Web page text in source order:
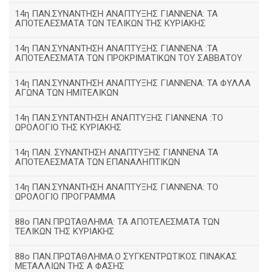
14η ΠΑΝ.ΣΥΝΑΝΤΗΣΗ ΑΝΑΠΤΥΞΗΣ ΓΙΑΝΝΕΝΑ: ΤΑ
ΑΠΟΤΕΛΕΣΜΑΤΑ ΤΩΝ ΤΕΛΙΚΩΝ ΤΗΣ ΚΥΡΙΑΚΗΣ
14η ΠΑΝ.ΣΥΝΑΝΤΗΣΗ ΑΝΑΠΤΥΞΗΣ ΓΙΑΝΝΕΝΑ :ΤΑ
ΑΠΟΤΕΛΕΣΜΑΤΑ ΤΩΝ ΠΡΟΚΡΙΜΑΤΙΚΩΝ ΤΟΥ ΣΑΒΒΑΤΟΥ
14η ΠΑΝ.ΣΥΝΑΝΤΗΣΗ ΑΝΑΠΤΥΞΗΣ ΓΙΑΝΝΕΝΑ: ΤΑ ΦΥΛΛΑ
ΑΓΩΝΑ ΤΩΝ ΗΜΙΤΕΛΙΚΩΝ
14η ΠΑΝ.ΣΥΝΤΑΝΤΗΣΗ ΑΝΑΠΤΥΞΗΣ ΓΙΑΝΝΕΝΑ :ΤΟ
ΩΡΟΛΟΓΙΟ ΤΗΣ ΚΥΡΙΑΚΗΣ
14η ΠΑΝ. ΣΥΝΑΝΤΗΣΗ ΑΝΑΠΤΥΞΗΣ ΓΙΑΝΝΕΝΑ ΤΑ
ΑΠΟΤΕΛΕΣΜΑΤΑ ΤΩΝ ΕΠΑΝΑΛΗΠΤΙΚΩΝ
14η ΠΑΝ.ΣΥΝΑΝΤΗΣΗ ΑΝΑΠΤΥΞΗΣ ΓΙΑΝΝΕΝΑ: ΤΟ
ΩΡΟΛΟΓΙΟ ΠΡΟΓΡΑΜΜΑ
88ο ΠΑΝ.ΠΡΩΤΑΘΛΗΜΑ: ΤΑ ΑΠΟΤΕΛΕΣΜΑΤΑ ΤΩΝ
ΤΕΛΙΚΩΝ ΤΗΣ ΚΥΡΙΑΚΗΣ
88ο ΠΑΝ.ΠΡΩΤΑΘΛΗΜΑ:Ο ΣΥΓΚΕΝΤΡΩΤΙΚΟΣ ΠΙΝΑΚΑΣ
ΜΕΤΑΛΛΙΩΝ ΤΗΣ Α ΦΑΣΗΣ